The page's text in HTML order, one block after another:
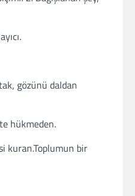
gözünü daldan
hükmeden.
kuran.Toplumun bir